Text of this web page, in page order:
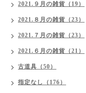
2021.９月の雑貨（19）
2021.８月の雑貨（23）
2021.７月の雑貨（23）
2021.６月の雑貨（21）
古道具（50）
指定なし（176）